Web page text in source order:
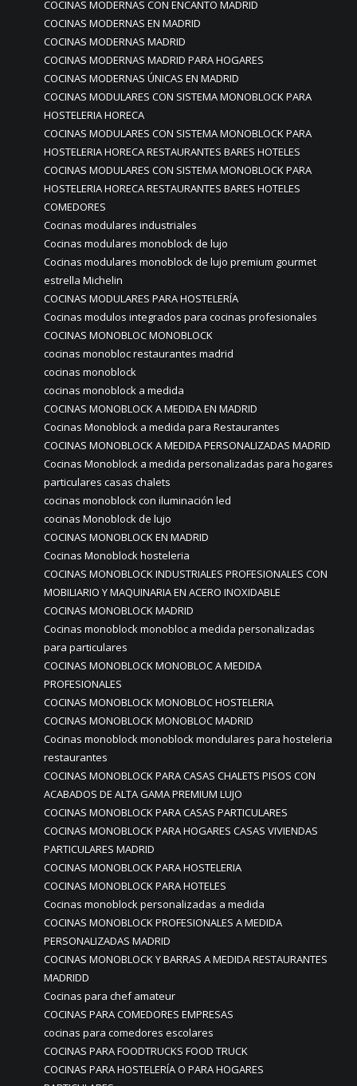
COCINAS MODERNAS CON ENCANTO MADRID
COCINAS MODERNAS EN MADRID
COCINAS MODERNAS MADRID
COCINAS MODERNAS MADRID PARA HOGARES
COCINAS MODERNAS ÚNICAS EN MADRID
COCINAS MODULARES CON SISTEMA MONOBLOCK PARA
HOSTELERIA HORECA
COCINAS MODULARES CON SISTEMA MONOBLOCK PARA
HOSTELERIA HORECA RESTAURANTES BARES HOTELES
COCINAS MODULARES CON SISTEMA MONOBLOCK PARA
HOSTELERIA HORECA RESTAURANTES BARES HOTELES
COMEDORES
Cocinas modulares industriales
Cocinas modulares monoblock de lujo
Cocinas modulares monoblock de lujo premium gourmet
estrella Michelin
COCINAS MODULARES PARA HOSTELERÍA
Cocinas modulos integrados para cocinas profesionales
COCINAS MONOBLOC MONOBLOCK
cocinas monobloc restaurantes madrid
cocinas monoblock
cocinas monoblock a medida
COCINAS MONOBLOCK A MEDIDA EN MADRID
Cocinas Monoblock a medida para Restaurantes
COCINAS MONOBLOCK A MEDIDA PERSONALIZADAS MADRID
Cocinas Monoblock a medida personalizadas para hogares
particulares casas chalets
cocinas monoblock con iluminación led
cocinas Monoblock de lujo
COCINAS MONOBLOCK EN MADRID
Cocinas Monoblock hosteleria
COCINAS MONOBLOCK INDUSTRIALES PROFESIONALES CON
MOBILIARIO Y MAQUINARIA EN ACERO INOXIDABLE
COCINAS MONOBLOCK MADRID
Cocinas monoblock monobloc a medida personalizadas
para particulares
COCINAS MONOBLOCK MONOBLOC A MEDIDA
PROFESIONALES
COCINAS MONOBLOCK MONOBLOC HOSTELERIA
COCINAS MONOBLOCK MONOBLOC MADRID
Cocinas monoblock monoblock mondulares para hosteleria
restaurantes
COCINAS MONOBLOCK PARA CASAS CHALETS PISOS CON
ACABADOS DE ALTA GAMA PREMIUM LUJO
COCINAS MONOBLOCK PARA CASAS PARTICULARES
COCINAS MONOBLOCK PARA HOGARES CASAS VIVIENDAS
PARTICULARES MADRID
COCINAS MONOBLOCK PARA HOSTELERIA
COCINAS MONOBLOCK PARA HOTELES
Cocinas monoblock personalizadas a medida
COCINAS MONOBLOCK PROFESIONALES A MEDIDA
PERSONALIZADAS MADRID
COCINAS MONOBLOCK Y BARRAS A MEDIDA RESTAURANTES
MADRIDD
Cocinas para chef amateur
COCINAS PARA COMEDORES EMPRESAS
cocinas para comedores escolares
COCINAS PARA FOODTRUCKS FOOD TRUCK
COCINAS PARA HOSTELERÍA O PARA HOGARES